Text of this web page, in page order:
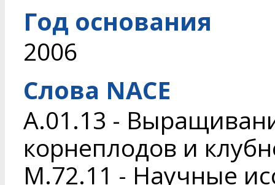
Год основания
2006
Слова NACE
A.01.13 -
корнеплодов и
M.72.11 - Научные